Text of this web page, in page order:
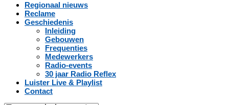
Regionaal nieuws
Reclame
Geschiedenis
Inleiding
Gebouwen
Frequenties
Medewerkers
Radio-events
30 jaar Radio Reflex
Luister Live & Playlist
Contact